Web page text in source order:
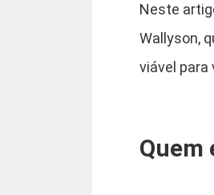
Neste
Wallyson,
viável para
Quem